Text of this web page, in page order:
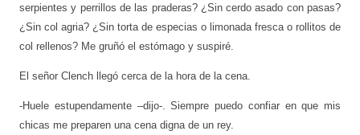
serpientes y perrillos de las praderas? ¿Sin cerdo asado con pasas?
¿Sin col agria? ¿Sin torta de especias o limonada fresca o rollitos de
col rellenos? Me gruñó el estómago y suspiré.
El señor Clench llegó cerca de la hora de la cena.
-Huele estupendamente –dijo-. Siempre puedo confiar en que mis
chicas me preparen una cena digna de un rey.